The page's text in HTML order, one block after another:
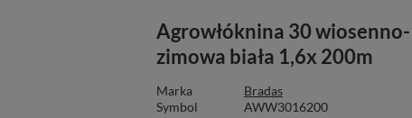
Agrowłóknina 30 wiosenno-
zimowa biała 1,6x 200m
Marka
Bradas
Symbol
AWW3016200